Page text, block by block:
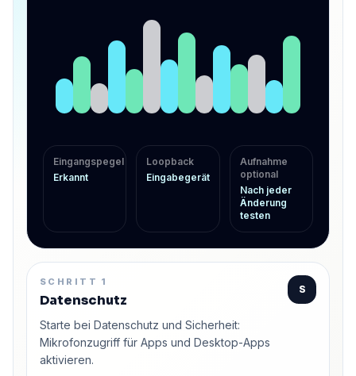
Eingangspegel
Erkannt
Loopback
Eingabegerät
Aufnahme
optional
Nach jeder
Änderung
testen
SCHRITT 1
Datenschutz
S
Starte bei Datenschutz und Sicherheit:
Mikrofonzugriff für Apps und Desktop-Apps
aktivieren.